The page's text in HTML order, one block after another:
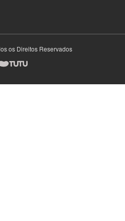
os Direitos Reservados